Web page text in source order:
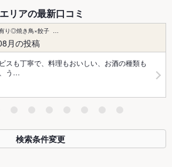
リアの最新口コミ
り◎焼き鳥×餃子 …
月の投稿
スも丁寧で、料理もおいしい、お酒の種類も
う…
検索条件変更